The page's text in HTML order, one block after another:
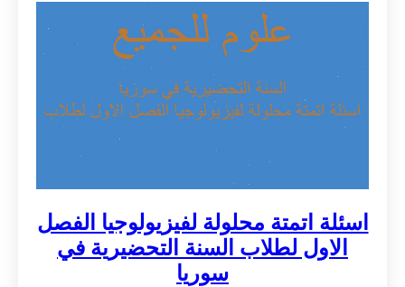
اسئلة اتمتة محلولة لفيزيولوجيا الفصل
الاول لطلاب السنة التحضيرية في
سوريا